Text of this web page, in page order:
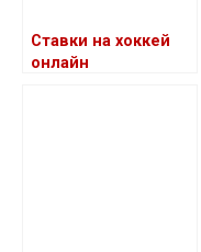
Ставки на хоккей
онлайн